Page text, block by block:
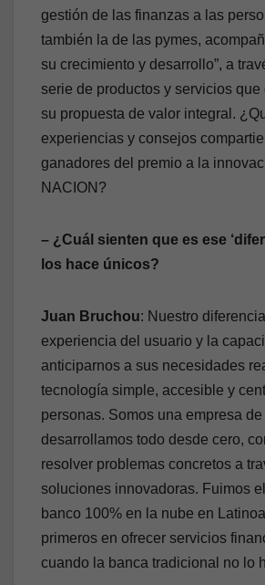
gestión de las finanzas a las
también la de las pymes,
su crecimiento y desarrollo”, a
serie de productos y servicios que
su propuesta de valor integral.
experiencias y consejos
ganadores del premio a la
NACION?
– ¿Cuál sienten que es ese
los hace únicos?
Juan Bruchou: Nuestro
experiencia del usuario y la
anticiparnos a sus necesidades
tecnología simple, accesible y
personas. Somos una empresa
desarrollamos todo desde cero,
resolver problemas concretos a
soluciones innovadoras. Fuimos
banco 100% en la nube en
primeros en ofrecer servicios
cuando la banca tradicional no lo